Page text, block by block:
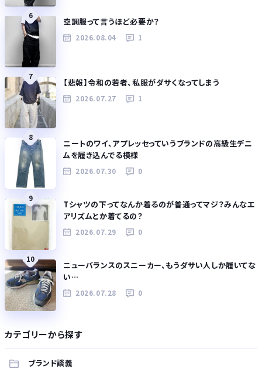
6
空調服って言うほど必要か？
2026.08.04 1
7
【悲報】令和の若者、私服がダサくなってしまう
2026.07.27 1
8
ニートのワイ、アプレッセっていうブランドの高級生デニ
ムを履き込んでる模様
2026.07.30 0
9
Tシャツの下ってなんか着るのが普通ってマジ？みんなエ
アリズムとか着てるの？
2026.07.29 0
10
ニューバランスのスニーカー、もうダサい人しか履いてな
い…
2026.07.28 0
カテゴリーから探す
ブランド談義